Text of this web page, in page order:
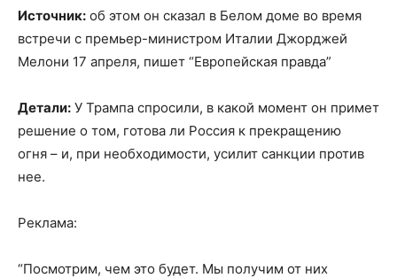
Источник: об этом он сказал в Белом доме во время
встречи с премьер-министром Италии Джорджей
Мелони 17 апреля, пишет “Европейская правда”
Детали: У Трампа спросили, в какой момент он примет
решение о том, готова ли Россия к прекращению
огня – и, при необходимости, усилит санкции против
нее.
Реклама:
“Посмотрим, чем это будет. Мы получим от них